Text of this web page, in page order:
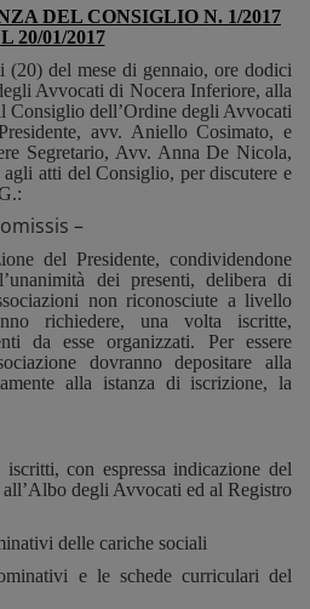
DEL CONSIGLIO N. 1/2017
20/01/2017
(20) del mese di gennaio, ore dodici
Avvocati di Nocera Inferiore, alla
Consiglio dell’Ordine degli Avvocati
avv. Aniello Cosimato, e
Segretario, Avv. Anna De Nicola,
atti del Consiglio, per discutere e
–
del Presidente, condividendone
dei presenti, delibera di
non riconosciute a livello
richiedere, una volta iscritte,
da esse organizzati. Per essere
dovranno depositare alla
alla istanza di iscrizione, la
con espressa indicazione del
degli Avvocati ed al Registro
delle cariche sociali
e le schede curriculari del